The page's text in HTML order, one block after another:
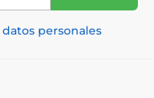
datos personales